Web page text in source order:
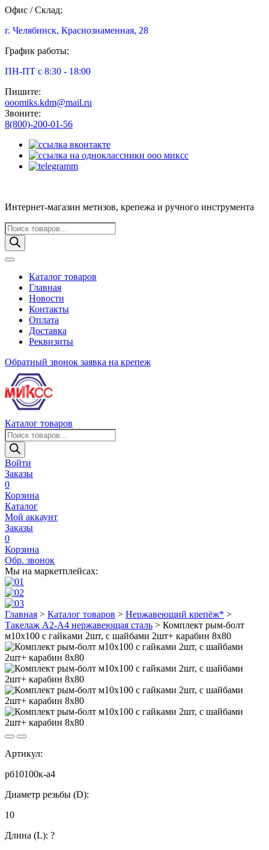
Офис / Склад:
г. Челябинск, Краснознаменная, 28
График работы:
ПН-ПТ с 8:30 - 18:00
Пишите:
ooomiks.kdm@mail.ru
Звоните:
8(800)-200-01-56
Интернет-магазин метизов, крепежа и ручного инструмента
Поиск
товаров
Каталог товаров
Главная
Новости
Контакты
Оплата
Доставка
Реквизиты
Обратный звонок заявка на крепеж
Каталог товаров
Поиск
товаров
Войти
Заказы
0
Корзина
Каталог
Мой аккаунт
Заказы
0
Корзина
Обр. звонок
Мы на маркетплейсах:
Главная > Каталог товаров > Нержавеющий крепёж* >
Такелаж А2-А4 нержавеющая сталь > Комплект рым-болт
м10х100 с гайками 2шт, с шайбами 2шт+ карабин 8х80
Артикул:
рб10100к-а4
Диаметр резьбы (D):
10
Длина (L): ?